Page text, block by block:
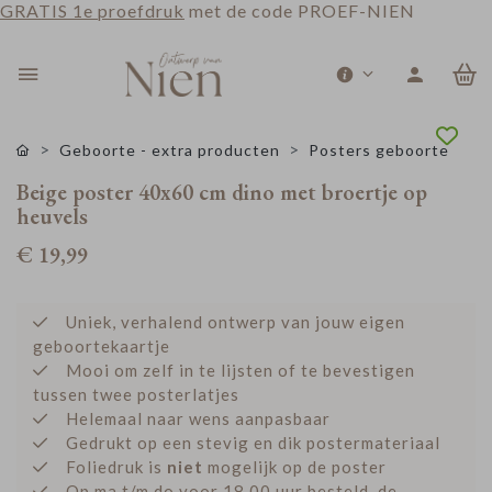
GRATIS 1e proefdruk met de code PROEF-NIEN
Geboorte - extra producten Posters geboorte
Beige poster 40x60 cm dino met broertje op
heuvels
€ 19,99
Uniek, verhalend ontwerp van jouw eigen
geboortekaartje
Mooi om zelf in te lijsten of te bevestigen
tussen twee posterlatjes
Helemaal naar wens aanpasbaar
Gedrukt op een stevig en dik postermateriaal
Foliedruk is niet mogelijk op de poster